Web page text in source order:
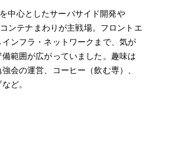
中心としたサーバサイド開発や
ンテナまわりが主戦場。フロントエ
インフラ・ネットワークまで、気が
範囲が広がっていました。趣味は
会の運営、コーヒー（飲む専）、
ど。